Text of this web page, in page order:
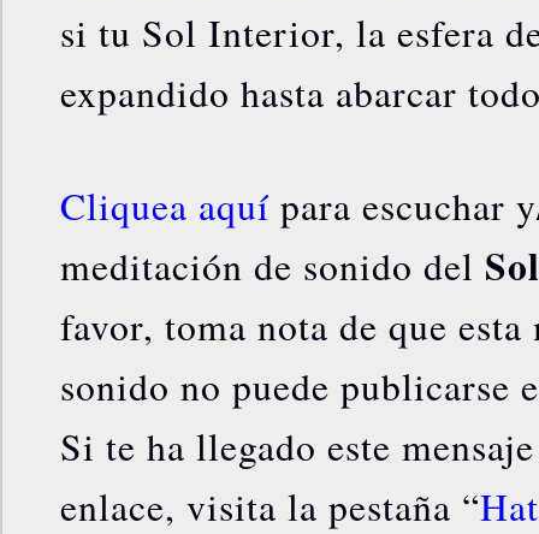
si tu Sol Interior, la esfera
expandido hasta abarcar
Cliquea aquí para escuchar
meditación de sonido del
favor, toma nota de que
sonido no puede publicarse
Si te ha llegado este
enlace, visita la pestaña “